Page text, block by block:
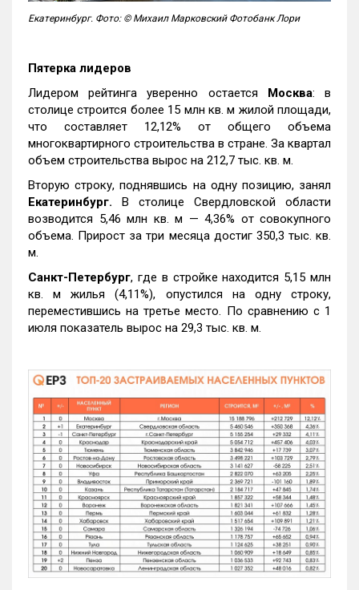
Екатеринбург. Фото: © Михаил Марковский Фотобанк Лори
Пятерка лидеров
Лидером рейтинга уверенно остается Москва: в
столице строится более 15 млн кв. м жилой площади,
что составляет 12,12% от общего объема
многоквартирного строительства в стране. За квартал
объем строительства вырос на 212,7 тыс. кв. м.
Вторую строку, поднявшись на одну позицию, занял
Екатеринбург. В столице Свердловской области
возводится 5,46 млн кв. м — 4,36% от совокупного
объема. Прирост за три месяца достиг 350,3 тыс. кв.
м.
Санкт-Петербург, где в стройке находится 5,15 млн
кв. м жилья (4,11%), опустился на одну строку,
переместившись на третье место. По сравнению с 1
июля показатель вырос на 29,3 тыс. кв. м.